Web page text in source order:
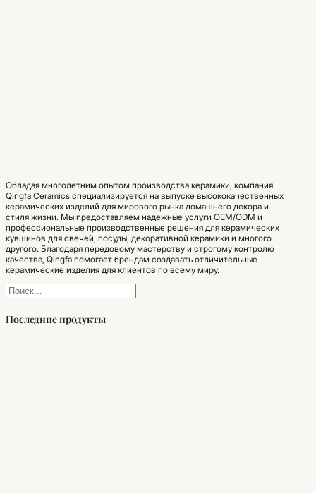
Обладая многолетним опытом производства керамики, компания
Qingfa Ceramics специализируется на выпуске высококачественных
керамических изделий для мирового рынка домашнего декора и
стиля жизни. Мы предоставляем надежные услуги OEM/ODM и
профессиональные производственные решения для керамических
кувшинов для свечей, посуды, декоративной керамики и многого
другого. Благодаря передовому мастерству и строгому контролю
качества, Qingfa помогает брендам создавать отличительные
керамические изделия для клиентов по всему миру.
Поиск
Последние продукты